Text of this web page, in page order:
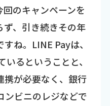
のキャンペーンを
、引き続きその年
ね。LINE Payは、
るということと、
携が必要なく、銀行
ンビニのレジなどで